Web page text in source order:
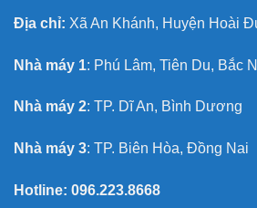
Địa chỉ: Xã An Khánh, Huyện Hoài
Nhà máy 1: Phú Lâm, Tiên Du, Bắc
Nhà máy 2: TP. Dĩ An, Bình Dương
Nhà máy 3: TP. Biên Hòa, Đồng Nai
Hotline: 096.223.8668